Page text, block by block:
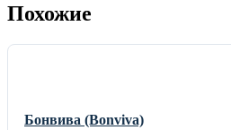
Похожие
Бонвива (Bonviva)